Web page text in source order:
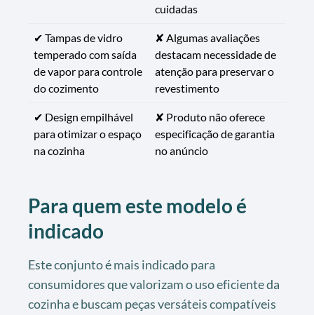
cuidadas
✔ Tampas de vidro
temperado com saída
de vapor para controle
do cozimento
✘ Algumas avaliações
destacam necessidade de
atenção para preservar o
revestimento
✔ Design empilhável
para otimizar o espaço
na cozinha
✘ Produto não oferece
especificação de garantia
no anúncio
Para quem este modelo é
indicado
Este conjunto é mais indicado para
consumidores que valorizam o uso eficiente da
cozinha e buscam peças versáteis compatíveis